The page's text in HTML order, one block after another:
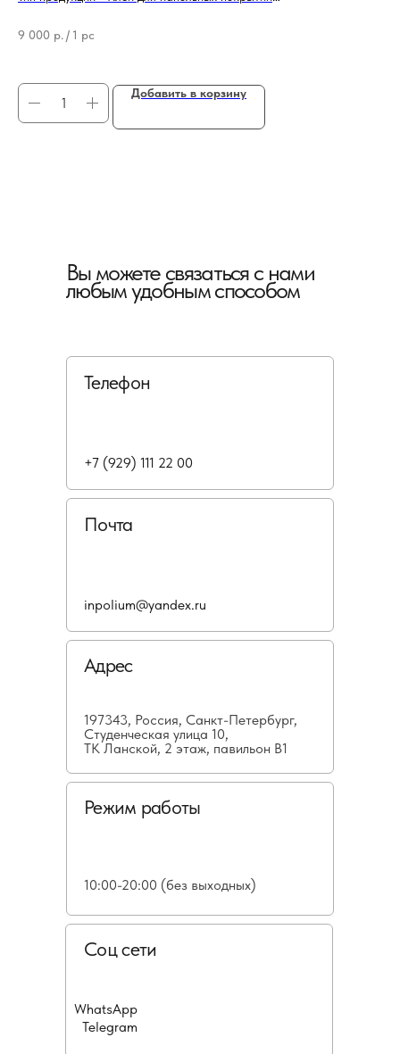
9 000 р. / 1 pc
Добавить в корзину
Вы можете связаться с нами
любым удобным способом
Телефон
Почта
Адрес
197343, Россия, Санкт-Петербург,
Студенческая улица 10,
ТК Ланской, 2 этаж, павильон В1
Режим работы
10:00-20:00 (без выходных)
Соц сети
+7 (929) 111 22 00
inpolium@yandex.ru
WhatsApp
Telegram